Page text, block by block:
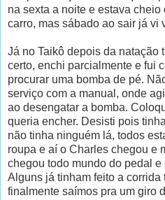
na sexta a noite e estava
carro, mas sábado ao sair já vi
Já no Taikô depois da natação
certo, enchi parcialmente e fui
procurar uma bomba de pé.
serviço com a manual, onde
ao desengatar a bomba.
queria encher. Desisti pois
não tinha ninguém lá, todos
roupa e aí o Charles chegou e
chegou todo mundo do pedal
Alguns já tinham feito a
finalmente saímos pra um giro